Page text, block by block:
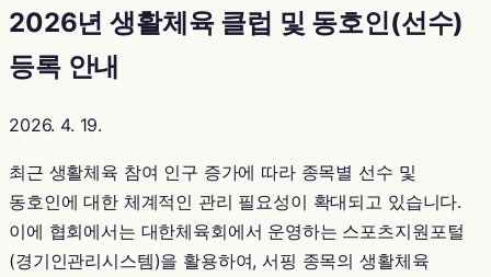
2026년 생활체육 클럽 및 동호인(선수)
등록 안내
2026. 4. 19.
최근 생활체육 참여 인구 증가에 따라 종목별 선수 및
동호인에 대한 체계적인 관리 필요성이 확대되고 있습니다.
이에 협회에서는 대한체육회에서 운영하는 스포츠지원포털
(경기인관리시스템)을 활용하여, 서핑 종목의 생활체육